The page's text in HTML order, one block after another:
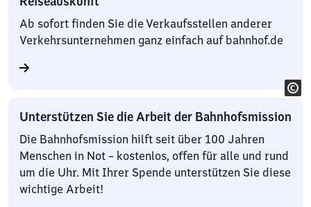
Ab sofort finden Sie die Verkaufsstellen anderer
Verkehrsunternehmen ganz einfach auf bahnhof.de
Unterstützen Sie die Arbeit der Bahnhofsmission
Die Bahnhofsmission hilft seit über 100 Jahren
Menschen in Not – kostenlos, offen für alle und rund
um die Uhr. Mit Ihrer Spende unterstützen Sie diese
wichtige Arbeit!